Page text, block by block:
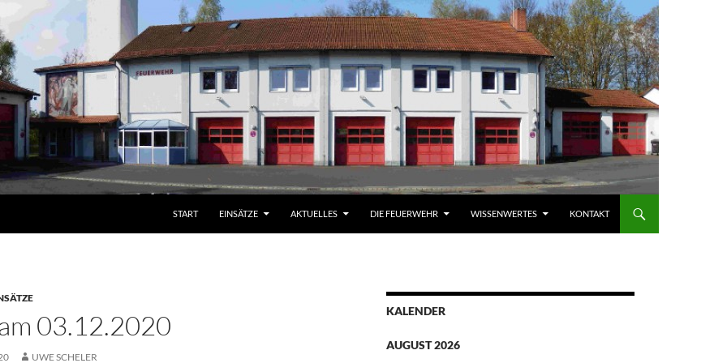
START EINSÄTZE AKTUELLES DIE FEUERWEHR WISSENWERTES KONTAKT
03.12.2020
UWE SCHELER
KALENDER
AUGUST 2026